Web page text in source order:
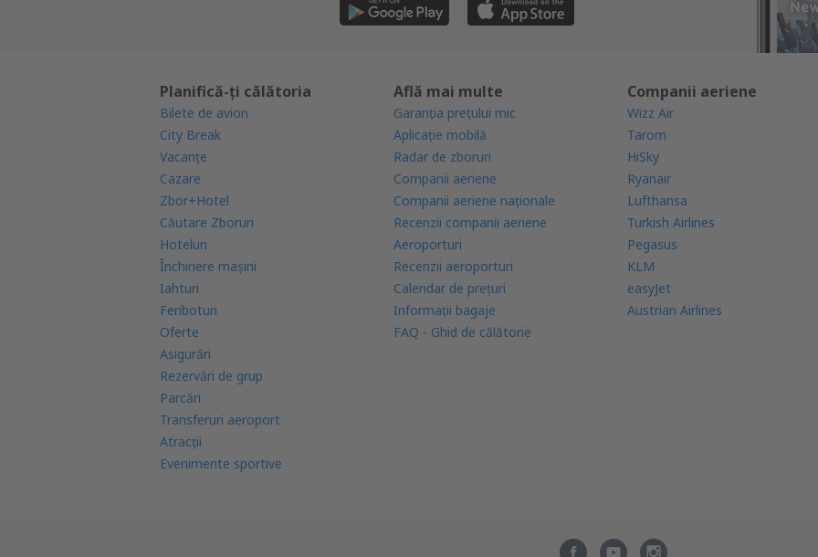
Planifică-ți călătoria
Bilete de avion
City Break
Vacanţe
Cazare
Zbor+Hotel
Căutare Zboruri
Hoteluri
Închiriere mașini
Iahturi
Feriboturi
Oferte
Asigurări
Rezervări de grup
Parcări
Transferuri aeroport
Atracţii
Evenimente sportive
Află mai multe
Garanția prețului mic
Aplicație mobilă
Radar de zboruri
Companii aeriene
Companii aeriene naţionale
Recenzii companii aeriene
Aeroporturi
Recenzii aeroporturi
Calendar de prețuri
Informații bagaje
FAQ - Ghid de călătorie
Companii aeriene
Wizz Air
Tarom
HiSky
Ryanair
Lufthansa
Turkish Airlines
Pegasus
KLM
easyJet
Austrian Airlines